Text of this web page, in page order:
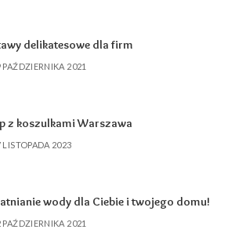
delikatesowe dla firm
PAŹDZIERNIKA 2021
z koszulkami Warszawa
LISTOPADA 2023
wody dla Ciebie i twojego domu!
PAŹDZIERNIKA 2021